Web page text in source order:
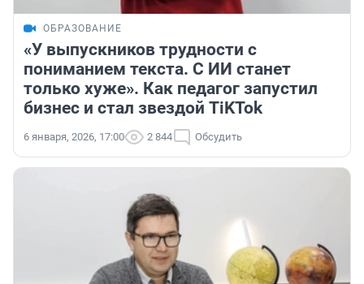
ОБРАЗОВАНИЕ
«У выпускников трудности с
пониманием текста. С ИИ станет
только хуже». Как педагог запустил
бизнес и стал звездой TiKTok
6 января, 2026, 17:00 2 844 Обсудить